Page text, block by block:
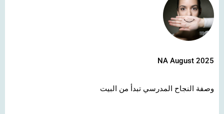
NA August 2025
وصفة النجاح المدرسي تبدأ من البيت